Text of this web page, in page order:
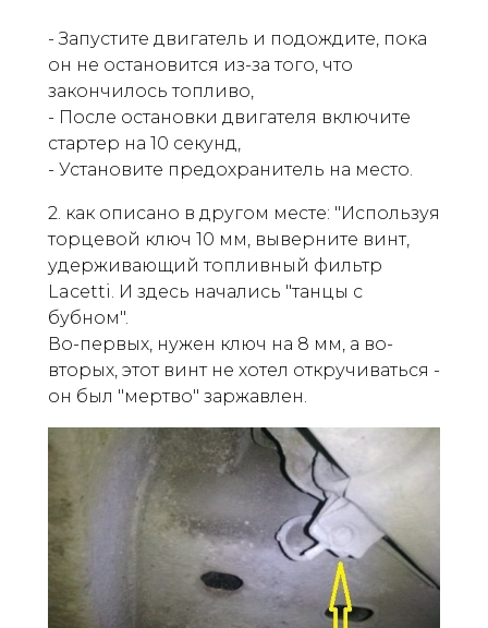
- Запустите двигатель и подождите, пока
он не остановится из-за того, что
закончилось топливо,
- После остановки двигателя включите
стартер на 10 секунд,
- Установите предохранитель на место.
2. как описано в другом месте: "Используя
торцевой ключ 10 мм, выверните винт,
удерживающий топливный фильтр
Lacetti. И здесь начались "танцы с
бубном".
Во-первых, нужен ключ на 8 мм, а во-
вторых, этот винт не хотел откручиваться -
он был "мертво" заржавлен.